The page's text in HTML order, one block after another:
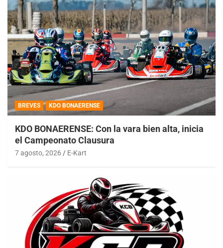
BREVES KDO BONAERENSE
KDO BONAERENSE: Con la vara bien alta, inicia
el Campeonato Clausura
7 agosto, 2026 E-Kart